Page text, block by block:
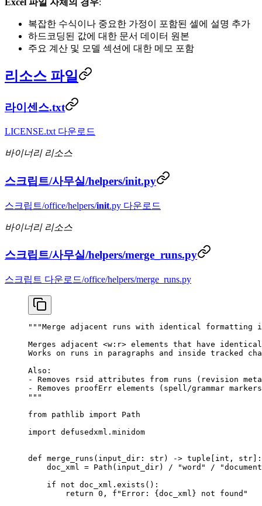
복잡한 수식이나 중요한 가정이 포함된 셀에 설명 추가
하드코딩된 값에 대한 문서 데이터 원본
주요 계산 및 모델 섹션에 대한 메모 포함
리소스 파일
라이센스.txt
LICENSE.txt 다운로드
바이너리 리소스
스크립트/사무실/helpers/init.py
스크립트/office/helpers/init.py 다운로드
바이너리 리소스
스크립트/사무실/helpers/merge_runs.py
스크립트 다운로드/office/helpers/merge_runs.py
"""Merge adjacent runs with identical formatting in
Merges adjacent <w:r> elements that have
Works on runs in paragraphs and inside tracked
Also:
- Removes rsid attributes from runs (revision
- Removes proofErr elements (spell/grammar
"""
from pathlib import Path
import defusedxml.minidom
def merge_runs (input_dir: str) -> tuple[ int , str ]:
    doc_xml
= Path(input_dir) / "word" /
    if
not doc_xml.exists():
        return
0 , f "Error: { doc_xml } not found"